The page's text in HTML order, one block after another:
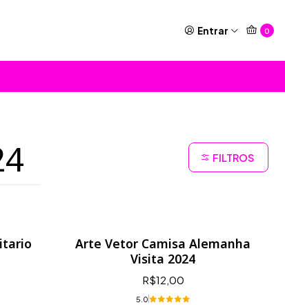
Entrar 0
FILTROS
Arte Vetor Camisa Alemanha
Visita 2024
R$12,00
5.0